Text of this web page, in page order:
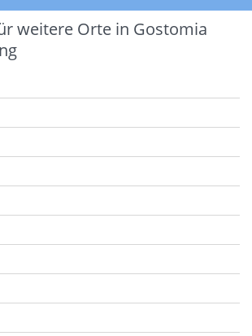
weitere Orte in Gostomia